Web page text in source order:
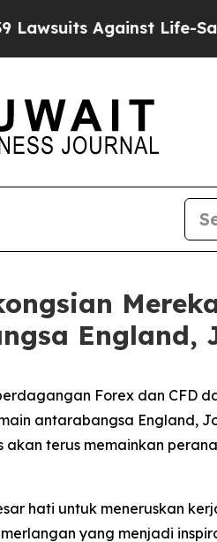
Against Life-Saving
England,
Forex dan CFD
antarabangsa England,
terus memainkan
hati untuk meneruskan
yang menjadi